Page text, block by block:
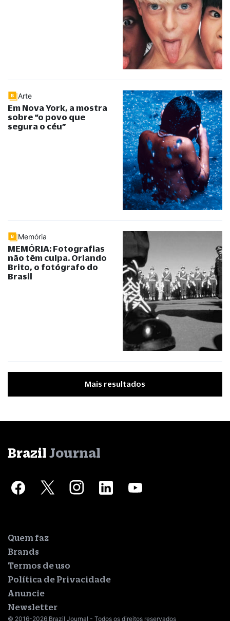
Arte
Em Nova York, a mostra
sobre “o povo que
segura o céu”
Memória
MEMÓRIA: Fotografias
não têm culpa. Orlando
Brito, o fotógrafo do
Brasil
Mais resultados
Brazil Journal
Quem faz
Brands
Termos de uso
Política de Privacidade
Anuncie
Newsletter
© 2016-2026 Brazil Journal - Todos os direitos reservados